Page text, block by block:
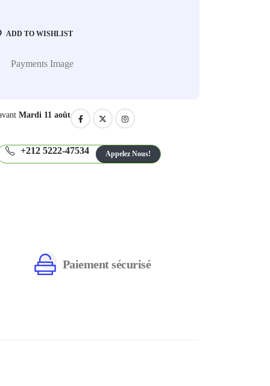
ADD TO WISHLIST
Mardi 11 août
+212 5222-47534 Appelez Nous!
Paiement sécurisé